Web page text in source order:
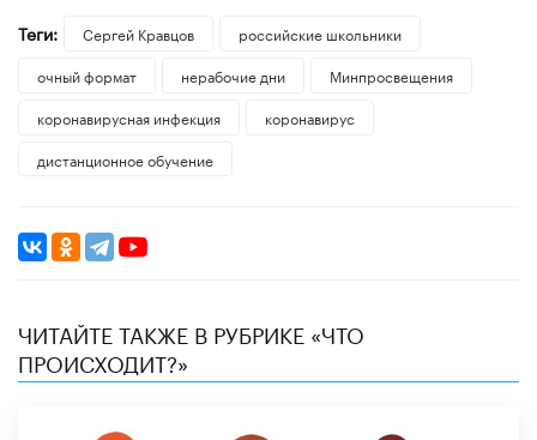
Теги:
Сергей Кравцов
российские школьники
очный формат
нерабочие дни
Минпросвещения
коронавирусная инфекция
коронавирус
дистанционное обучение
ЧИТАЙТЕ ТАКЖЕ В РУБРИКЕ «ЧТО
ПРОИСХОДИТ?»